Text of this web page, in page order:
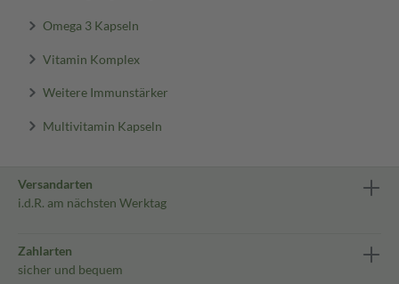
Omega 3 Kapseln
Vitamin Komplex
Weitere Immunstärker
Multivitamin Kapseln
Versandarten
i.d.R. am nächsten Werktag
Zahlarten
sicher und bequem